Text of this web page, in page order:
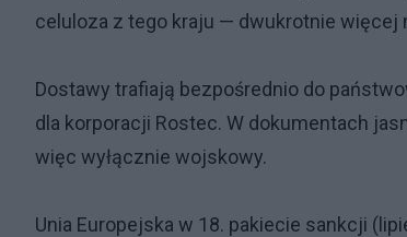
celuloza z tego kraju — dwukrotnie więcej
Dostawy trafiają bezpośrednio do
dla korporacji Rostec. W dokumentach
więc wyłącznie wojskowy.
Unia Europejska w 18. pakiecie sankcji